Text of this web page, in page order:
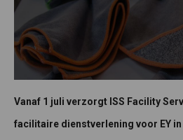
Vanaf 1 juli verzorgt ISS Facility
facilitaire dienstverlening voor EY